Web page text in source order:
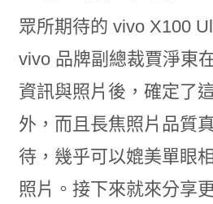
眾所期待的 vivo X100
vivo 品牌副總裁賈淨東
資訊與照片後，確定了
外，而且長焦照片品質
待，幾乎可以媲美單眼
照片。接下來就來分享